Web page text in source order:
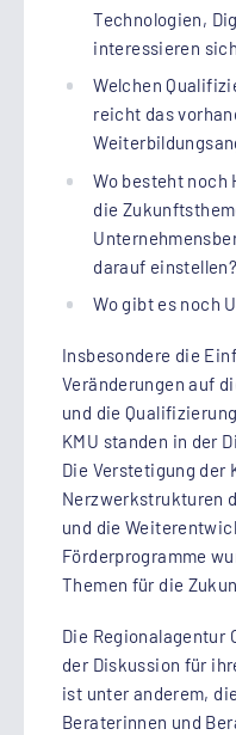
Technologien,
interessieren
Welchen
reicht das
Wo besteht noch
die
darauf einstellen?
Wo gibt es noch
Insbesondere die
Veränderungen auf
und die
KMU standen in der
Die Verstetigung der
Nerzwerkstrukturen
und die
Förderprogramme
Themen für die
Die Regionalagentur
der Diskussion für
ist unter anderem,
Beraterinnen und